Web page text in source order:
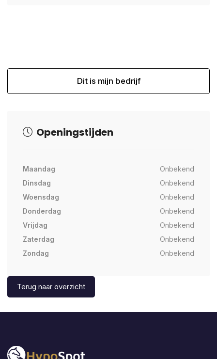
Dit is mijn bedrijf
Openingstijden
Maandag
Onbekend
Dinsdag
Onbekend
Woensdag
Onbekend
Donderdag
Onbekend
Vrijdag
Onbekend
Zaterdag
Onbekend
Zondag
Onbekend
Terug naar overzicht